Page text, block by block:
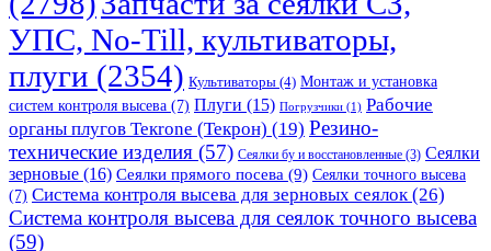
УПС, No-Till, культиваторы,
плуги (2354) Культиваторы (4) Монтаж и установка
систем контроля высева (7) Плуги (15) Погрузчики (1) Рабочие
органы плугов Текrоne (Текрон) (19) Резино-
технические изделия (57) Сеялки бу и восстановленные (3) Сеялки
зерновые (16) Сеялки прямого посева (9) Сеялки точного высева
(7) Система контроля высева для зерновых сеялок(26)
Система контроля высева для сеялок точного высева
(59)